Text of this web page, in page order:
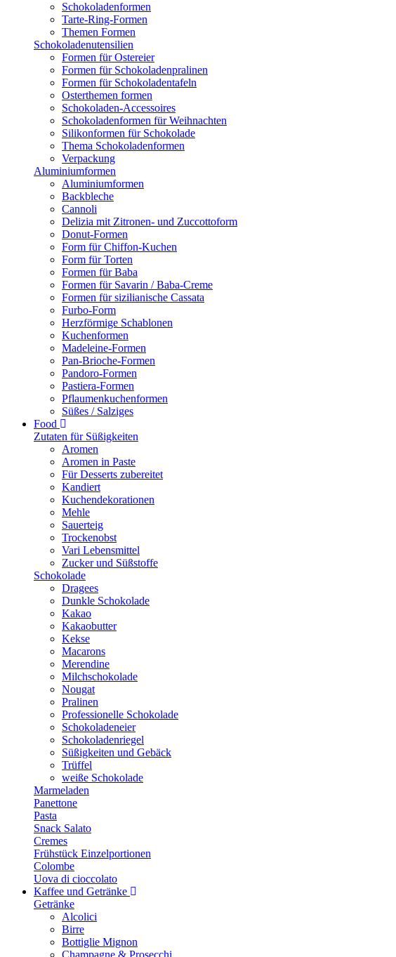
Schokoladenformen
Tarte-Ring-Formen
Themen Formen
Schokoladenutensilien
Formen für Ostereier
Formen für Schokoladenpralinen
Formen für Schokoladentafeln
Osterthemen formen
Schokoladen-Accessoires
Schokoladenformen für Weihnachten
Silikonformen für Schokolade
Thema Schokoladenformen
Verpackung
Aluminiumformen
Aluminiumformen
Backbleche
Cannoli
Delizia mit Zitronen- und Zuccottoform
Donut-Formen
Form für Chiffon-Kuchen
Form für Torten
Formen für Baba
Formen für Savarin / Baba-Creme
Formen für sizilianische Cassata
Furbo-Form
Herzförmige Schablonen
Kuchenformen
Madeleine-Formen
Pan-Brioche-Formen
Pandoro-Formen
Pastiera-Formen
Pflaumenkuchenformen
Süßes / Salziges
Food
Zutaten für Süßigkeiten
Aromen
Aromen in Paste
Für Desserts zubereitet
Kandiert
Kuchendekorationen
Mehle
Sauerteig
Trockenobst
Vari Lebensmittel
Zucker und Süßstoffe
Schokolade
Dragees
Dunkle Schokolade
Kakao
Kakaobutter
Kekse
Macarons
Merendine
Milchschokolade
Nougat
Pralinen
Professionelle Schokolade
Schokoladeneier
Schokoladenriegel
Süßigkeiten und Gebäck
Trüffel
weiße Schokolade
Marmeladen
Panettone
Pasta
Snack Salato
Cremes
Frühstück Einzelportionen
Colombe
Uova di cioccolato
Kaffee und Getränke
Getränke
Alcolici
Birre
Bottiglie Mignon
Champagne & Prosecchi